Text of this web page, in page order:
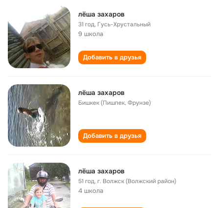
лёша захаров
31 год, Гусь-Хрустальный
9 школа
Добавить в друзья
лёша захаров
Бишкек (Пишпек, Фрунзе)
Добавить в друзья
лёша захаров
51 год,г. Волжск (Волжский район)
4 школа